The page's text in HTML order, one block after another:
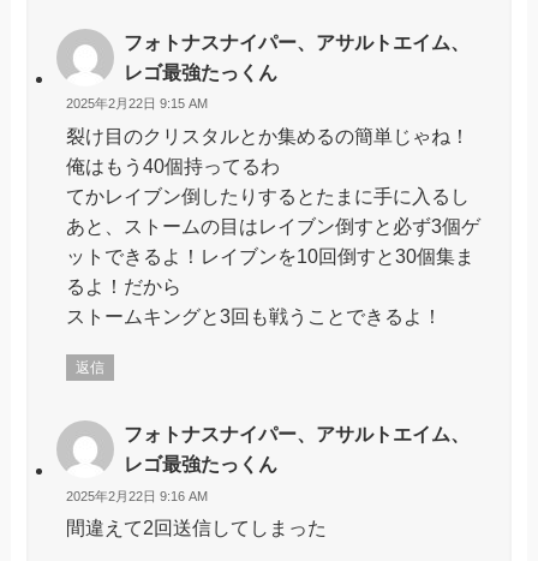
フォトナスナイパー、アサルトエイム、
レゴ最強たっくん
2025年2月22日 9:15 AM
裂け目のクリスタルとか集めるの簡単じゃね！
俺はもう40個持ってるわ
てかレイブン倒したりするとたまに手に入るし
あと、ストームの目はレイブン倒すと必ず3個ゲ
ットできるよ！レイブンを10回倒すと30個集ま
るよ！だから
ストームキングと3回も戦うことできるよ！
返信
フォトナスナイパー、アサルトエイム、
レゴ最強たっくん
2025年2月22日 9:16 AM
間違えて2回送信してしまった